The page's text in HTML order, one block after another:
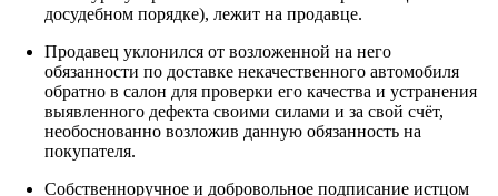
досудебном порядке), лежит на продавце.
Продавец уклонился от возложенной на него
обязанности по доставке некачественного автомобиля
обратно в салон для проверки его качества и устранения
выявленного дефекта своими силами и за свой счёт,
необоснованно возложив данную обязанность на
покупателя.
Собственноручное и добровольное подписание истцом